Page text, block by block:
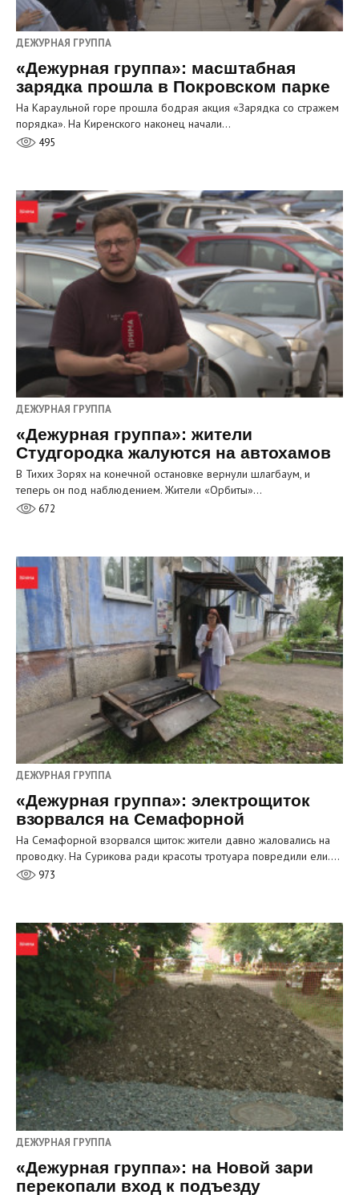
ДЕЖУРНАЯ ГРУППА
«Дежурная группа»: масштабная
зарядка прошла в Покровском парке
На Караульной горе прошла бодрая акция «Зарядка со стражем
порядка». На Киренского наконец начали…
495
ДЕЖУРНАЯ ГРУППА
«Дежурная группа»: жители
Студгородка жалуются на автохамов
В Тихих Зорях на конечной остановке вернули шлагбаум, и
теперь он под наблюдением. Жители «Орбиты»…
672
ДЕЖУРНАЯ ГРУППА
«Дежурная группа»: электрощиток
взорвался на Семафорной
На Семафорной взорвался щиток: жители давно жаловались на
проводку. На Сурикова ради красоты тротуара повредили ели.…
973
ДЕЖУРНАЯ ГРУППА
«Дежурная группа»: на Новой зари
перекопали вход к подъезду